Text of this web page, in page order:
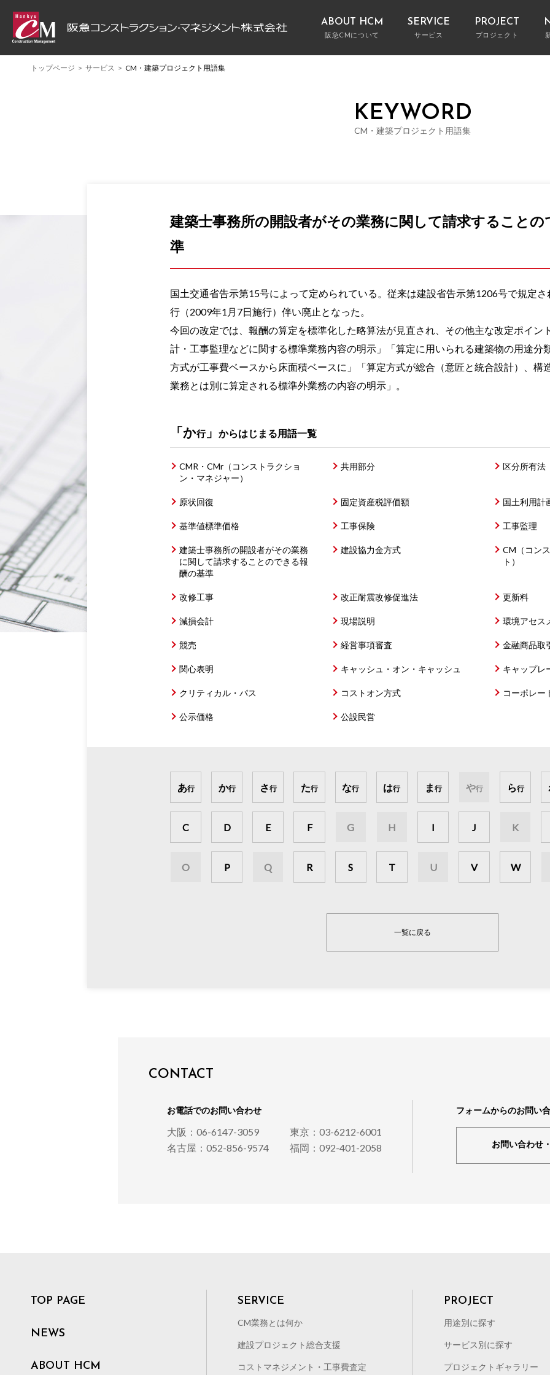
ABOUT HCM
阪急CMについて
COMPANY PROFILE
SERVICE
サービス
そのほか多彩なサービス ブログ
PROJECT
プロジェクト
トップページ サービス CM・建築プロジェクト用語集
KEYWORD
CM・建築プロジェクト用語集
建築士事務所の開設者がその業務に関して請求すること
準
国土交通省告示第15号によって定められている。従来は建設省告示第1206号で規定
行（2009年1月7日施行）伴い廃止となった。
今回の改定では、報酬の算定を標準化した略算法が見直され、その他主な改定ポイン
計・工事監理などに関する標準業務内容の明示」「算定に用いられる建築物の用途分
方式が工事費ベースから床面積ベースに」「算定方式が総合（意匠と統合設計）、構
業務とは別に算定される標準外業務の内容の明示」。
「か行」 からはじまる用語一覧
CMR・CMr（コンストラクショ
ン・マネジャー）
共用部分 区分所有法
原状回復 固定資産税評価額 国土利用計
基準値標準価格 工事保険 工事監理
建築士事務所の開設者がその業務
に関して請求することのできる報
酬の基準
建設協力金方式
CM（コン
ト）
改修工事 改正耐震改修促進法 更新料
減損会計 現場説明 環境アセス
競売 経営事項審査 金融商品取
関心表明 キャッシュ・オン・キャッシュ キャップレ
クリティカル・パス コストオン方式 コーポレー
公示価格 公設民営
あ行 か行 さ行 た行 な行 は行 ま 行 や行 ら行
C D E F G H I J K
O P Q R S T U V W
一覧に戻る
CONTACT
お電話でのお問い合わせ
大阪：06-6147-3059
東京：03-6212-6001
名古屋：052-856-9574
福岡：092-401-2058
フォームからのお問い
お問い合わせ
TOP PAGE
NEWS
ABOUT HCM
SERVICE
CM業務とは何か
建設プロジェクト総合支援
コストマネジメント・工事費査定
PROJECT
用途別に探す
サービス別に探す
プロジェクトギャラリー